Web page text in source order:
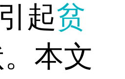
起贫
本文